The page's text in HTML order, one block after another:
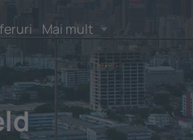
Mai mult